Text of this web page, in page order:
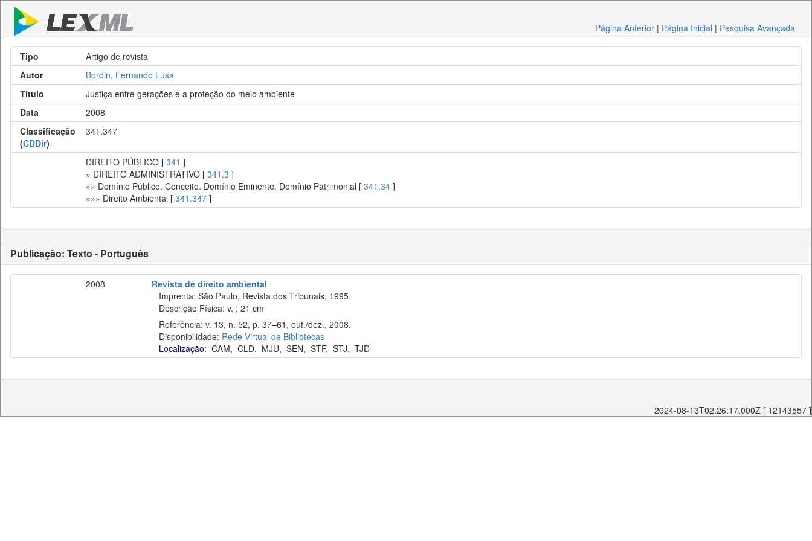
Página Anterior | Página Inicial | Pesquisa Avançada
Tipo
Artigo de revista
Autor
Bordin, Fernando Lusa
Título
Justiça entre gerações e a proteção do meio ambiente
Data
2008
Classificação
(CDDir)
341.347
DIREITO PÚBLICO [ 341 ]
» DIREITO ADMINISTRATIVO [ 341.3 ]
»» Domínio Público. Conceito. Domínio Eminente. Domínio Patrimonial [ 341.34 ]
»»» Direito Ambiental [ 341.347 ]
Publicação: Texto - Português
2008
Revista de direito ambiental
Imprenta: São Paulo, Revista dos Tribunais, 1995.
Descrição Física: v. ; 21 cm
Referência: v. 13, n. 52, p. 37–61, out./dez., 2008.
Disponibilidade: Rede Virtual de Bibliotecas
Localização: CAM, CLD, MJU, SEN, STF, STJ, TJD
2024-08-13T02:26:17.000Z [ 12143557 ]